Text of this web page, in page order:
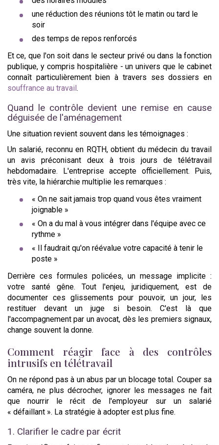
une réduction des réunions tôt le matin ou tard le
soir
des temps de repos renforcés
Et ce, que l'on soit dans le secteur privé ou dans la fonction
publique, y compris hospitalière - un univers que le cabinet
connaît particulièrement bien à travers ses dossiers en
souffrance au travail .
Quand le contrôle devient une remise en cause
déguisée de l'aménagement
Une situation revient souvent dans les témoignages :
Un salarié, reconnu en RQTH, obtient du médecin du travail
un avis préconisant deux à trois jours de télétravail
hebdomadaire. L'entreprise accepte officiellement. Puis,
très vite, la hiérarchie multiplie les remarques :
« On ne sait jamais trop quand vous êtes vraiment
joignable »
« On a du mal à vous intégrer dans l'équipe avec ce
rythme »
« Il faudrait qu'on réévalue votre capacité à tenir le
poste »
Derrière ces formules policées, un message implicite :
votre santé gêne. Tout l'enjeu, juridiquement, est de
documenter ces glissements pour pouvoir, un jour, les
restituer devant un juge si besoin. C'est là que
l'accompagnement par un avocat, dès les premiers signaux,
change souvent la donne.
Comment réagir face à des contrôles
intrusifs en télétravail
On ne répond pas à un abus par un blocage total. Couper sa
caméra, ne plus décrocher, ignorer les messages ne fait
que nourrir le récit de l'employeur sur un salarié
« défaillant ». La stratégie à adopter est plus fine.
1. Clarifier le cadre par écrit